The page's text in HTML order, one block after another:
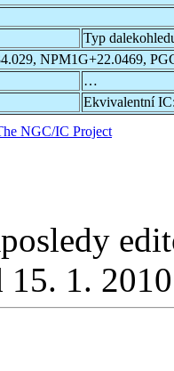
Typ
NPM1G+22.0469,
…
Ekvivalentní
NGC/IC Project
1.